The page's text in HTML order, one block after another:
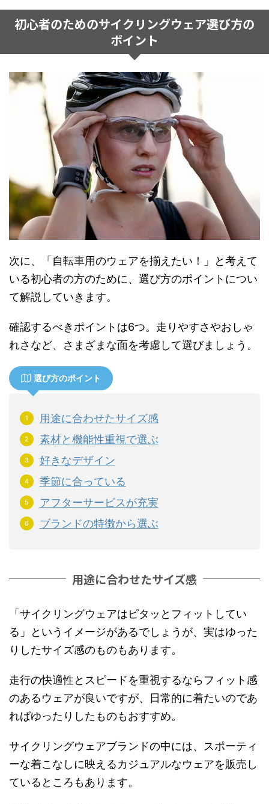
初心者のためのサイクリングウェア選び方の
ポイント
次に、「自転車用のウェアを揃えたい！」と考えて
いる初心者の方のために、選び方のポイントについ
て解説していきます。
確認するべきポイントは6つ。走りやすさやおしゃ
れさなど、さまざまな面を考慮して選びましょう。
選び方のポイント
用途に合わせたサイズ感
素材と機能性重視で選ぶ
好きなデザイン
季節に合っている
アフターサービスが充実
ブランドの特徴から選ぶ
用途に合わせたサイズ感
「サイクリングウェアはピタッとフィットしてい
る」というイメージがあるでしょうが、実はゆった
りしたサイズ感のものもあります。
走行の快適性とスピードを重視するならフィット感
のあるウェアが良いですが、日常的に着たいのであ
ればゆったりしたものもおすすめ。
サイクリングウェアブランドの中には、スポーティ
ーな着こなしに映えるカジュアルなウェアを販売し
ているところもあります。